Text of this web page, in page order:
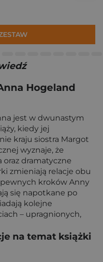
Hogeland
jest w dwunastym
kiedy jej
kraju siostra Margot
wyznaje, że
oraz dramatyczne
zmieniają relacje obu
kroków Anny
się napotkane po
kolejne
– upragnionych,
na temat książki